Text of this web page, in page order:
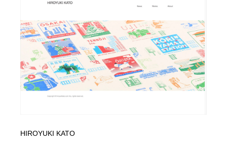
HIROYUKI KATO